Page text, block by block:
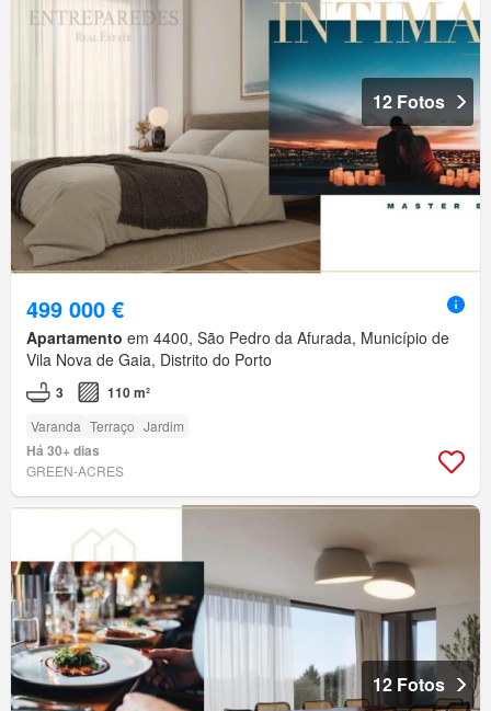
12 Fotos
499 000 €
Apartamento em 4400, São Pedro da Afurada, Município de
Vila Nova de Gaia, Distrito do Porto
3 110 m²
Varanda Terraço Jardim
Há 30+ dias
GREEN-ACRES
12 Fotos